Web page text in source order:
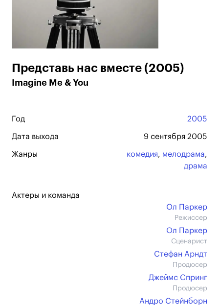
Представь нас вместе (2005)
Imagine Me & You
Год 2005
Дата выхода 9 сентября 2005
Жанры комедия, мелодрама,
драма
Актеры и команда
Ол Паркер
Режиссер
Ол Паркер
Сценарист
Стефан Арндт
Продюсер
Джеймс Спринг
Продюсер
Андро Стейнборн